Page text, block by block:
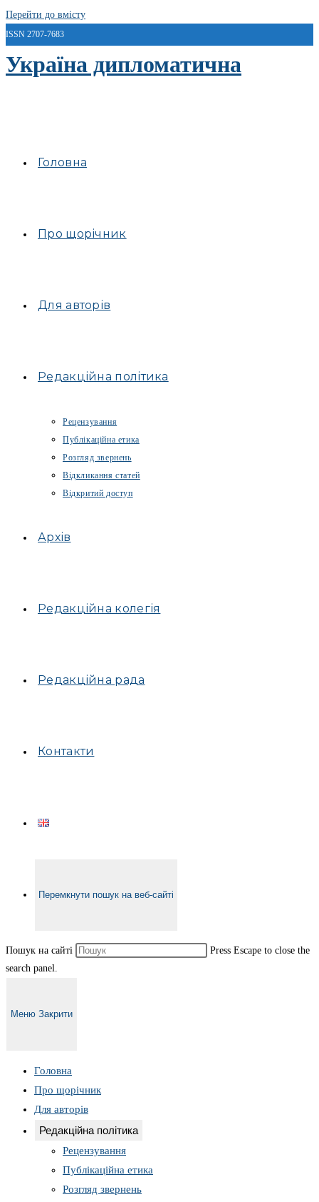
Перейти до вмісту
ISSN 2707-7683
Україна дипломатична
Головна
Про щорічник
Для авторів
Редакційна політика
Рецензування
Публікаційна етика
Розгляд звернень
Відкликання статей
Відкритий доступ
Архів
Редакційна колегія
Редакційна рада
Контакти
Перемкнути пошук на веб-сайті
Пошук на сайті
Press Escape to close the
search panel.
Меню Закрити
Головна
Про щорічник
Для авторів
Редакційна політика
Рецензування
Публікаційна етика
Розгляд звернень